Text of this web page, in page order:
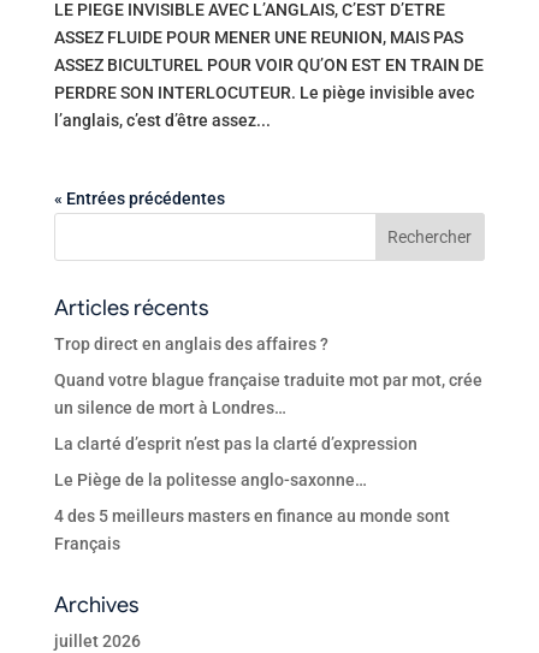
LE PIEGE INVISIBLE AVEC L’ANGLAIS, C’EST D’ETRE
ASSEZ FLUIDE POUR MENER UNE REUNION, MAIS PAS
ASSEZ BICULTUREL POUR VOIR QU’ON EST EN TRAIN DE
PERDRE SON INTERLOCUTEUR. Le piège invisible avec
l’anglais, c’est d’être assez...
« Entrées précédentes
Articles récents
Trop direct en anglais des affaires ?
Quand votre blague française traduite mot par mot, crée
un silence de mort à Londres…
La clarté d’esprit n’est pas la clarté d’expression
Le Piège de la politesse anglo-saxonne…
4 des 5 meilleurs masters en finance au monde sont
Français
Archives
juillet 2026